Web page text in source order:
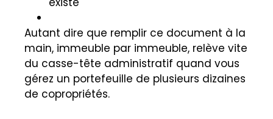
Autant dire que remplir ce document à la
main, immeuble par immeuble, relève vite
du casse-tête administratif quand vous
gérez un portefeuille de plusieurs dizaines
de copropriétés.